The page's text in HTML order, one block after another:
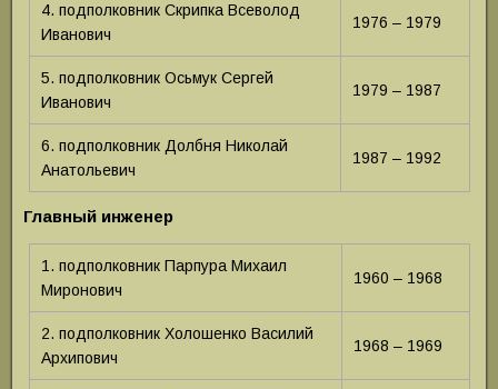
4. подполковник Скрипка Всеволод
Иванович
1976 – 1979
5. подполковник Осьмук Сергей
Иванович
1979 – 1987
6. подполковник Долбня Николай
Анатольевич
1987 – 1992
Главный инженер
1. подполковник Парпура Михаил
Миронович
1960 – 1968
2. подполковник Холошенко Василий
Архипович
1968 – 1969